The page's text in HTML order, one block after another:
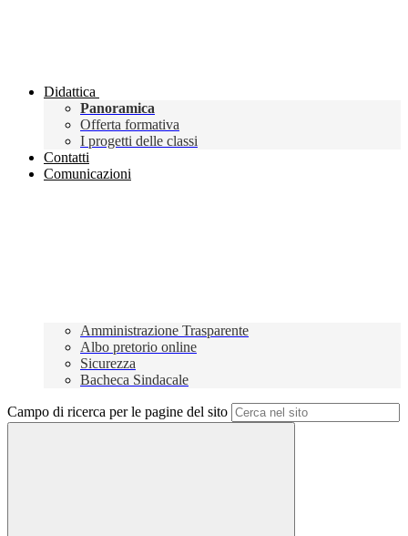
Didattica
Panoramica
Offerta formativa
I progetti delle classi
Contatti
Comunicazioni
Amministrazione Trasparente
Albo pretorio online
Sicurezza
Bacheca Sindacale
Campo di ricerca per le pagine del sito